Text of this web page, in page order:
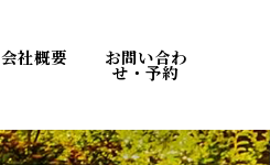
会社概要 お問い合わ
せ・予約